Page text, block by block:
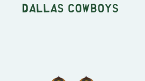
Dallas Cowboys